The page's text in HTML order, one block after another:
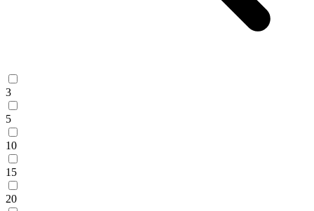
3
5
10
15
20